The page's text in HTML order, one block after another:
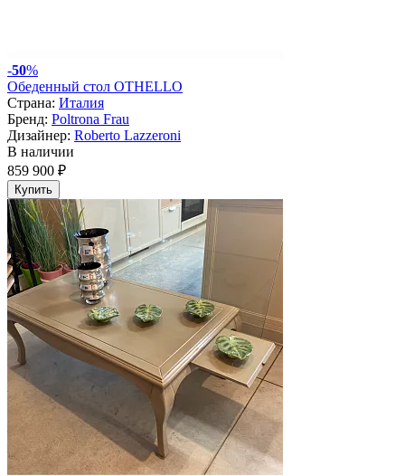
-50%
Обеденный стол OTHELLO
Страна: Италия
Бренд: Poltrona Frau
Дизайнер: Roberto Lazzeroni
В наличии
859 900 ₽
Купить